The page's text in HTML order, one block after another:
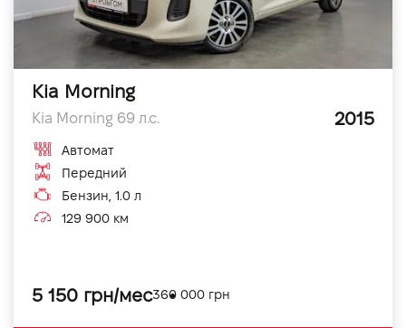
Kia Morning
Kia Morning 69 л.с. 2015
Автомат
Передний
Бензин, 1.0 л
129 900 км
5 150 грн/мес360 000 грн